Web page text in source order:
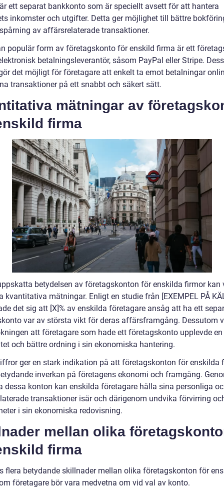
ett separat bankkonto som är speciellt avsett för att hantera
inkomster och utgifter. Detta ger möjlighet till bättre
av affärsrelaterade transaktioner.
populär form av företagskonto för enskild firma är ett
betalningsleverantör, såsom PayPal eller Stripe.
det möjligt för företagare att enkelt ta emot betalningar
transaktioner på ett snabbt och säkert sätt.
mätningar av
firma
betydelsen av företagskonton för enskilda firmor kan
kvantitativa mätningar. Enligt en studie från [EXEMPEL PÅ
det sig att [X]% av enskilda företagare ansåg att ha ett
var av största vikt för deras affärsframgång. Dessutom
att företagare som hade ett företagskonto upplevde
och bättre ordning i sin ekonomiska hantering.
ger en stark indikation på att företagskonton för enskilda
inverkan på företagens ekonomi och framgång.
dessa konton kan enskilda företagare hålla sina personliga
transaktioner isär och därigenom undvika förvirring
i sin ekonomiska redovisning.
mellan olika
firma
flera betydande skillnader mellan olika företagskonton för
företagare bör vara medvetna om vid val av konto.